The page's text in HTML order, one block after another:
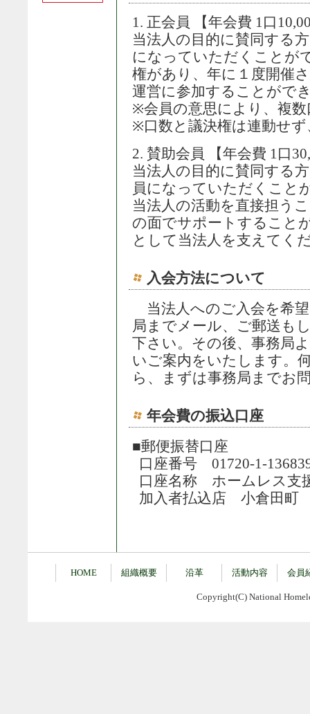
1. 正会員 【年会費 1口
当法人の目的に賛同する
になっていただくことが
権があり、年に１度開催
運営に参加することがで
※会員の意思により、複
※口数と議決権は連動せ
2. 賛助会員 【年会費 1口
当法人の目的に賛同する
員になっていただくこと
当法人の活動を直接担う
の面でサポートすること
として当法人を支えてく
入会方法について
当法人へのご入会を希
局までメール、ご郵送も
下さい。その後、事務局
いご案内をいたします。
ら、まずは事務局までお
年会費の振込口座
■郵便振替口座
口座番号 01720-1-
口座名称 ホームレス支
加入者払込店 小倉田町
HOME 組織概要 沿革 活動内容 会員
Copyright(C) National